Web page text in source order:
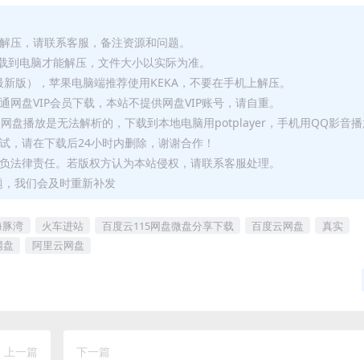
，请联系客服，备注资源和问题。
电脑才能解压，文件大小以实际为准。
），苹果电脑端推荐使用KEKA，不要在手机上解压。
盘VIP会员下载，本站不提供网盘VIP账号，请自重。
盘播放是无法解析的，下载到本地电脑用potplayer，手机用QQ影音播
，请在下载后24小时内删除，谢谢合作！
律责任。若版权方认为本站侵权，请联系客服处理。
我们会及时重新补发
豚湾 火车进站 百度云115网盘微盘分享下载 百度云网盘
真实
盘 阿里云网盘
上一篇 下一篇